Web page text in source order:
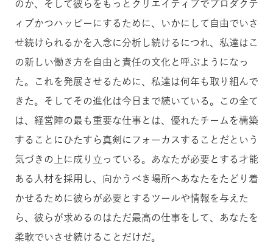
のか、そして彼らをもっとクリエイティブでプロダクテ
ィブかつハッピーにするために、いかにして自由でいさ
せ続けられるかを入念に分析し続けるにつれ、私達はこ
の新しい働き方を自由と責任の文化と呼ぶようになっ
た。これを発展させるために、私達は何年も取り組んで
きた。そしてその進化は今日まで続いている。この全て
は、経営陣の最も重要な仕事とは、優れたチームを構築
することにひたすら真剣にフォーカスすることだという
気づきの上に成り立っている。あなたが必要とする才能
ある人材を採用し、向かうべき場所へあなたをたどり着
かせるために彼らが必要とするツールや情報を与えた
ら、彼らが求めるのはただ最高の仕事をして、あなたを
柔軟でいさせ続けることだけだ。